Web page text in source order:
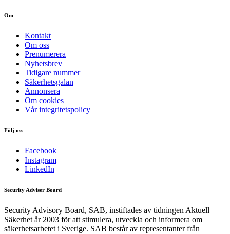
Om
Kontakt
Om oss
Prenumerera
Nyhetsbrev
Tidigare nummer
Säkerhetsgalan
Annonsera
Om cookies
Vår integritetspolicy
Följ oss
Facebook
Instagram
LinkedIn
Security Adviser Board
Security Advisory Board, SAB, instiftades av tidningen Aktuell
Säkerhet år 2003 för att stimulera, utveckla och informera om
säkerhetsarbetet i Sverige. SAB består av representanter från